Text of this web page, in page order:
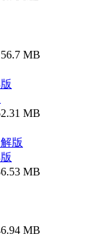
MB
MB
MB
MB